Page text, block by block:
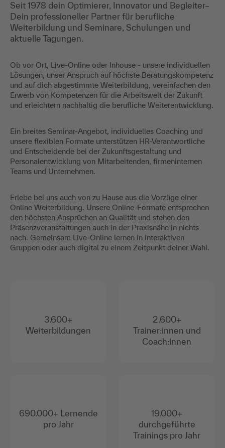
Seit 1978 dein Optimierer, Innovator und Begleiter–
Dein professioneller Partner für berufliche
Weiterbildung und Seminare, Schulungen und
aktuelle Tagungen.
Ob vor Ort, Live-Online oder Inhouse - unsere individuellen
Lösungen, unser Anspruch auf höchste Beratungskompetenz
und auf dich abgestimmte Weiterbildung, vereinfachen den
Erwerb von Kompetenzen für die Arbeitswelt der Zukunft
und erleichtern nachhaltig die berufliche Weiterentwicklung.
Ein breites Seminar-Angebot, individuelles Coaching und
unsere flexiblen Formate unterstützen HR-Verantwortliche
und Entscheidende bei der Zukunftsgestaltung und
Personalentwicklung von Mitarbeitenden, firmeninternen
Teams und Unternehmen.
Erlebe bei uns auch von zu Hause aus die Vorzüge einer
Online Weiterbildung. Unsere Online-Formate entsprechen
den höchsten Ansprüchen an Qualität und stehen den
Präsenzveranstaltungen auch in der Praxisnähe in nichts
nach. Gemeinsam Live-Online lernen in interaktiven
Gruppen oder auch digital zu einem Zeitpunkt deiner Wahl.
3.600+
Weiterbildungen
690.000+ Lernende
pro Jahr
2.600+
Trainer:innen und
Coach:innen
19.000+
durchgeführte
Trainings pro Jahr